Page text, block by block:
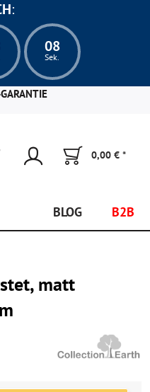
:
06
Sek.
0,00 € *
BLOG B2B
matt